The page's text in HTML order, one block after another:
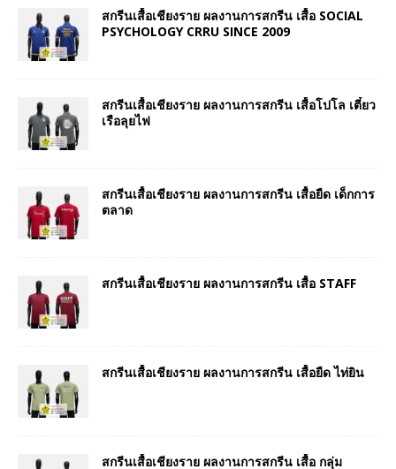
สกรีนเสื้อเชียงราย ผลงานการสกรีน เสื้อ SOCIAL
PSYCHOLOGY CRRU SINCE 2009
สกรีนเสื้อเชียงราย ผลงานการสกรีน เสื้อโปโล เตี๋ยว
เรือลุยไฟ
สกรีนเสื้อเชียงราย ผลงานการสกรีน เสื้อยืด เด็กการ
ตลาด
สกรีนเสื้อเชียงราย ผลงานการสกรีน เสื้อ STAFF
สกรีนเสื้อเชียงราย ผลงานการสกรีน เสื้อยืด ไท่ยิน
สกรีนเสื้อเชียงราย ผลงานการสกรีน เสื้อ กลุ่ม